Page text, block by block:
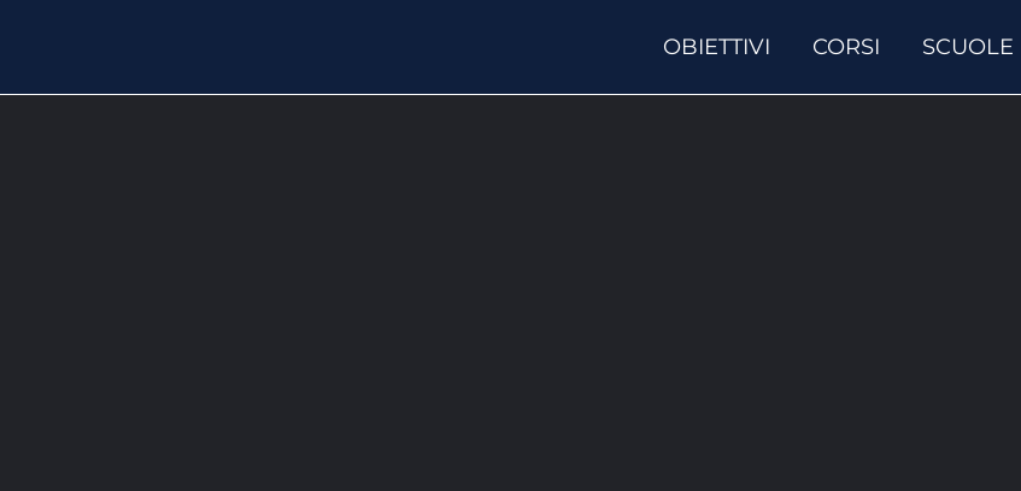
OBIETTIVI CORSI SCUOLE